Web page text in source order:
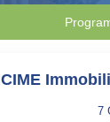
CIME
7